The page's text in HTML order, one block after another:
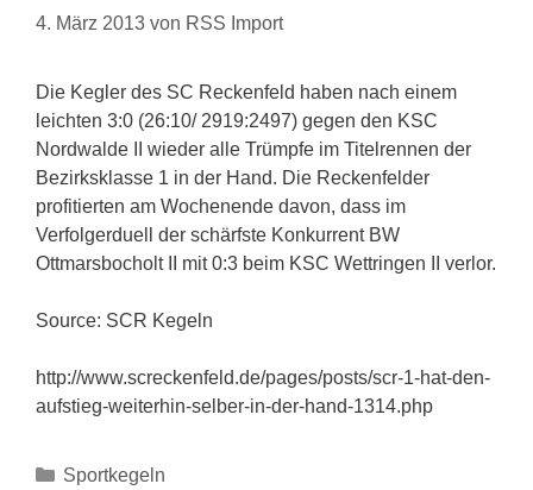
4. März 2013 von RSS Import
Die Kegler des SC Reckenfeld haben nach einem
leichten 3:0 (26:10/ 2919:2497) gegen den KSC
Nordwalde II wieder alle Trümpfe im Titelrennen der
Bezirksklasse 1 in der Hand. Die Reckenfelder
profitierten am Wochenende davon, dass im
Verfolgerduell der schärfste Konkurrent BW
Ottmarsbocholt II mit 0:3 beim KSC Wettringen II verlor.
Source: SCR Kegeln
http://www.screckenfeld.de/pages/posts/scr-1-hat-den-
aufstieg-weiterhin-selber-in-der-hand-1314.php
Sportkegeln